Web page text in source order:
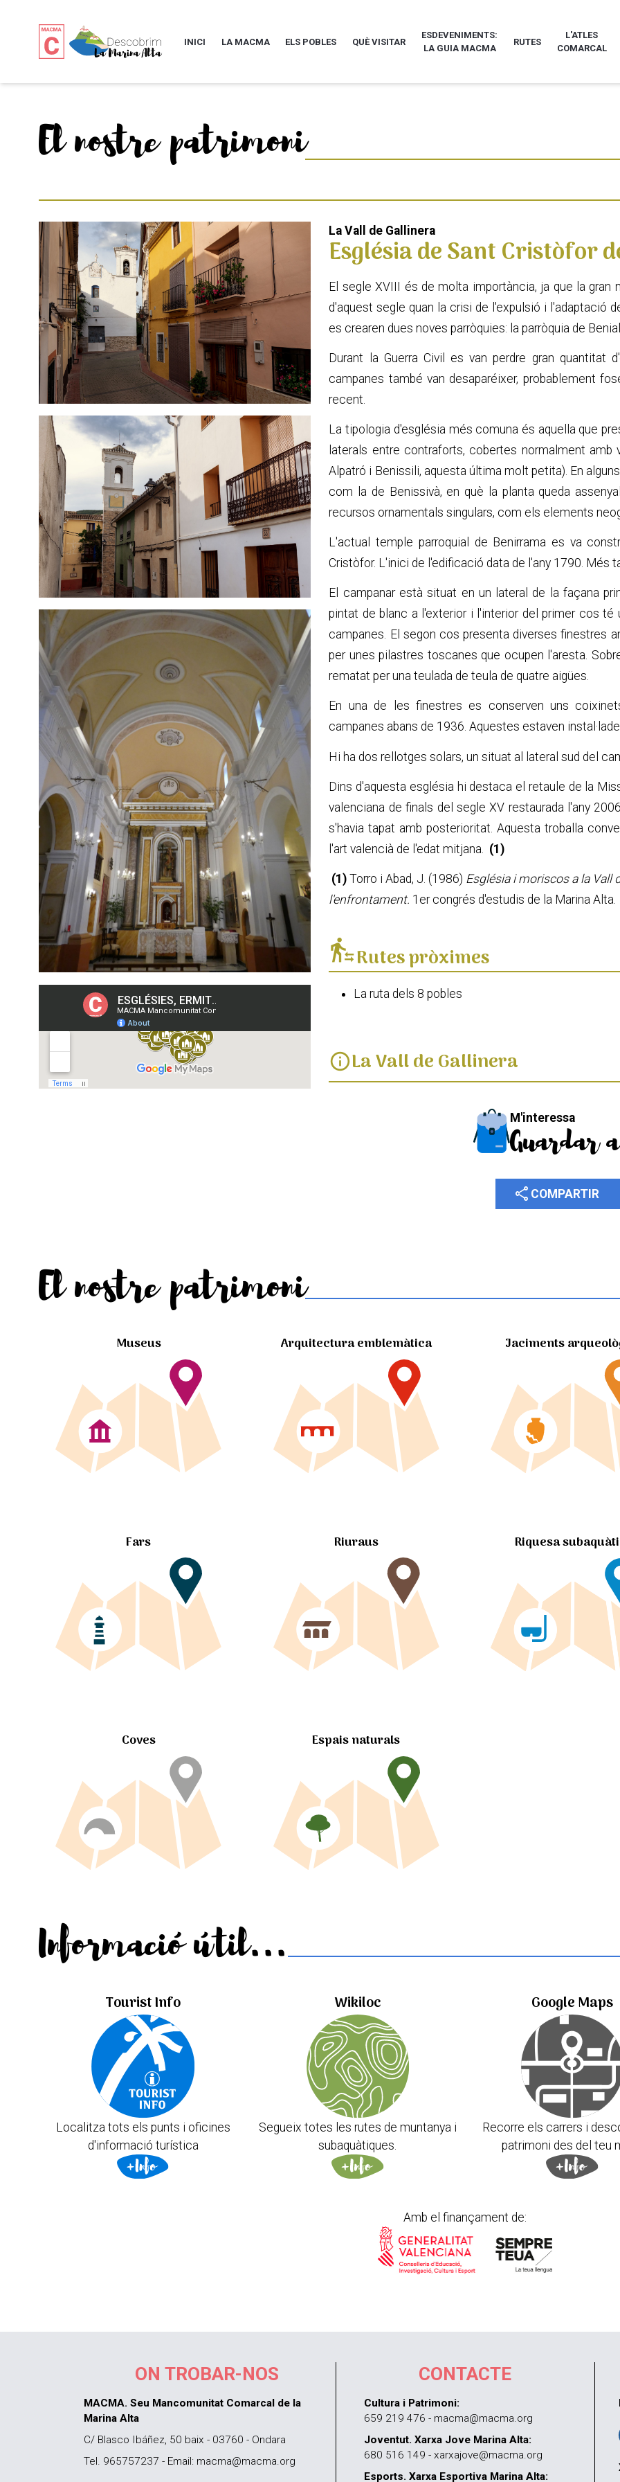
INICI LA MACMA ELS POBLES QUÈ VISITAR
ESDEVENIMENTS:
LA GUIA MACMA
RUTES
L'ATLES
COMARCAL
El nostre patrimoni
La Vall de Gallinera
Església de Sant Cristòfor
El segle XVIII és de molta importància, ja que la
d'aquest segle quan la crisi de l'expulsió i l'adaptació
es crearen dues noves parròquies: la parròquia de
Durant la Guerra Civil es van perdre gran quantitat
campanes també van desaparéixer, probablement
recent.
La tipologia d'església més comuna és aquella que
laterals entre contraforts, cobertes normalment amb
Alpatró i Benissili, aquesta última molt petita). En
com la de Benissivà, en què la planta queda
recursos ornamentals singulars, com els elements
L'actual temple parroquial de Benirrama es va
Cristòfor. L'inici de l'edificació data de l'any 1790. Més
El campanar està situat en un lateral de la façana
pintat de blanc a l'exterior i l'interior del primer cos
campanes. El segon cos presenta diverses finestres
per unes pilastres toscanes que ocupen l'aresta.
rematat per una teulada de teula de quatre aigües.
En una de les finestres es conserven uns
campanes abans de 1936. Aquestes estaven
Hi ha dos rellotges solars, un situat al lateral sud del
Dins d'aquesta església hi destaca el retaule de la
valenciana de finals del segle XV restaurada l'any
s'havia tapat amb posterioritat. Aquesta troballa
l'art valencià de l'edat mitjana.
(1)
(1) Torro i Abad, J. (1986) Església i moriscos a la Vall
l'enfrontament. 1er congrés d'estudis de la Marina Alta.
transfer_within_a_stationRutes pròximes
La ruta dels 8 pobles
infoLa Vall de Gallinera
M'interessa
Guardar
share COMPARTIR
El nostre patrimoni
Museus Arquitectura emblemàtica Jaciments
Fars Riuraus Riquesa
Coves Espais naturals
Informació útil...
Tourist Info
Localitza tots els punts i oficines
d'informació turística
Wikiloc
Segueix totes les rutes de muntanya i
subaquàtiques.
Google Maps
Recorre els carrers i
patrimoni des del teu
Amb el finançament de:
ON TROBAR-NOS
MACMA. Seu Mancomunitat Comarcal de la
Marina Alta
C/ Blasco Ibáñez, 50 baix - 03760 - Ondara
Tel. 965757237 - Email: macma@macma.org
CONTACTE
Cultura i Patrimoni:
659 219 476 - macma@macma.org
Joventut. Xarxa Jove Marina Alta:
680 516 149 - xarxajove@macma.org
Esports. Xarxa Esportiva Marina Alta: